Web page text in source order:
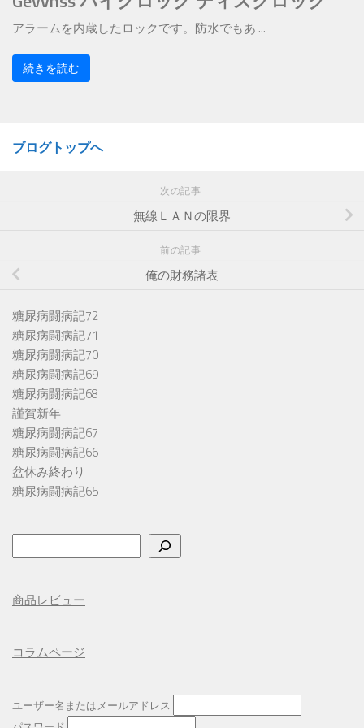
アラームを内蔵したロックです。防水でもあ ...
続きを読む
ブログトップへ
次の記事
無線ＬＡＮの限界
前の記事
俺の財務諸表
糖尿病闘病記72
糖尿病闘病記71
糖尿病闘病記70
糖尿病闘病記69
糖尿病闘病記68
謹賀新年
糖尿病闘病記67
糖尿病闘病記66
盆休み終わり
糖尿病闘病記65
索
商品レビュー
コラムページ
ユーザー名またはメールアドレス